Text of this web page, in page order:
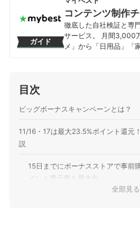
ガイド
コンテンツ制作
徹底した自社検証と専
サービス。 月間3,000
メ」から「日用品」「
目次
ビッグボーナスキャンペーンとは？
11/16・17は最大23.5%ポイント還元
説
15日までにボーナスストアで事前
イント還元率を最大化
全部見る